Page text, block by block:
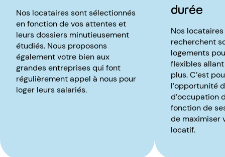
Nos locataires sont sélectionnés
en fonction de vos attentes et
leurs dossiers minutieusement
étudiés. Nous proposons
également votre bien aux
grandes entreprises qui font
régulièrement appel à nous pour
loger leurs salariés.
durée
Nos
recherchent
logements
flexibles allant
plus. C’est
l’opportunité
d’occupation
fonction de
de maximiser
locatif.